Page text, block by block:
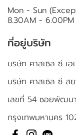
Mon - Sun
8.30AM - 6.00PM
ที่อยู่บริษัท
บริษัท คาสเซิล ซี เอ
บริษัท คาสเซิล ซี ส
เลขที่ 54 ซอยพัฒน
กรุงเทพมหานคร